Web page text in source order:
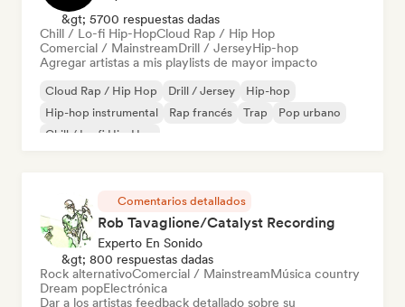
&gt; 5700 respuestas dadas
Chill / Lo-fi Hip-HopCloud Rap / Hip Hop
Comercial / MainstreamDrill / JerseyHip-hop
Agregar artistas a mis playlists de mayor impacto
Cloud Rap / Hip Hop Drill / Jersey
Hip-hop
Hip-hop instrumental
Rap francés Trap
Pop urbano
Chill / Lo-fi Hip-Hop
Comentarios detallados
Rob Tavaglione/Catalyst Recording
Experto En Sonido
&gt; 800 respuestas dadas
Rock alternativoComercial / MainstreamMúsica country
Dream popElectrónica
Dar a los artistas feedback detallado sobre su